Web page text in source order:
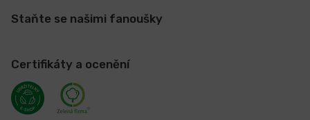
Staňte se našimi fanoušky
Certifikáty a ocenění